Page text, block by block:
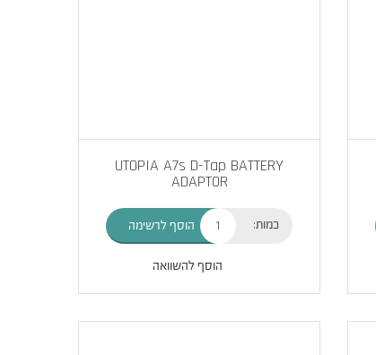
UTOPIA A7s D-Tap BATTERY
ADAPTOR
כמות: הוסף לרשימה
הוסף להשוואה